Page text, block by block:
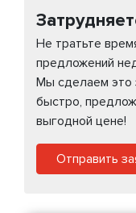
Не тратьте
предложений
Мы сделаем это
быстро,
выгодной цене!
Отправить